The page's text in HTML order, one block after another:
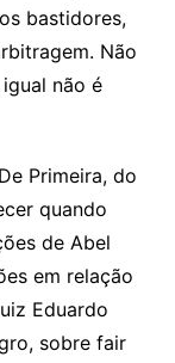
bastidores,
Não
não é
Primeira, do
quando
de Abel
em relação
Eduardo
sobre fair